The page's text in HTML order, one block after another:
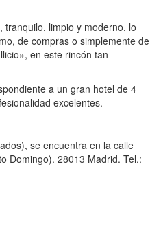
limpio y moderno, lo
de compras o simplemente de
en este rincón tan
a un gran hotel de 4
excelentes.
se encuentra en la calle
Domingo). 28013 Madrid. Tel.: